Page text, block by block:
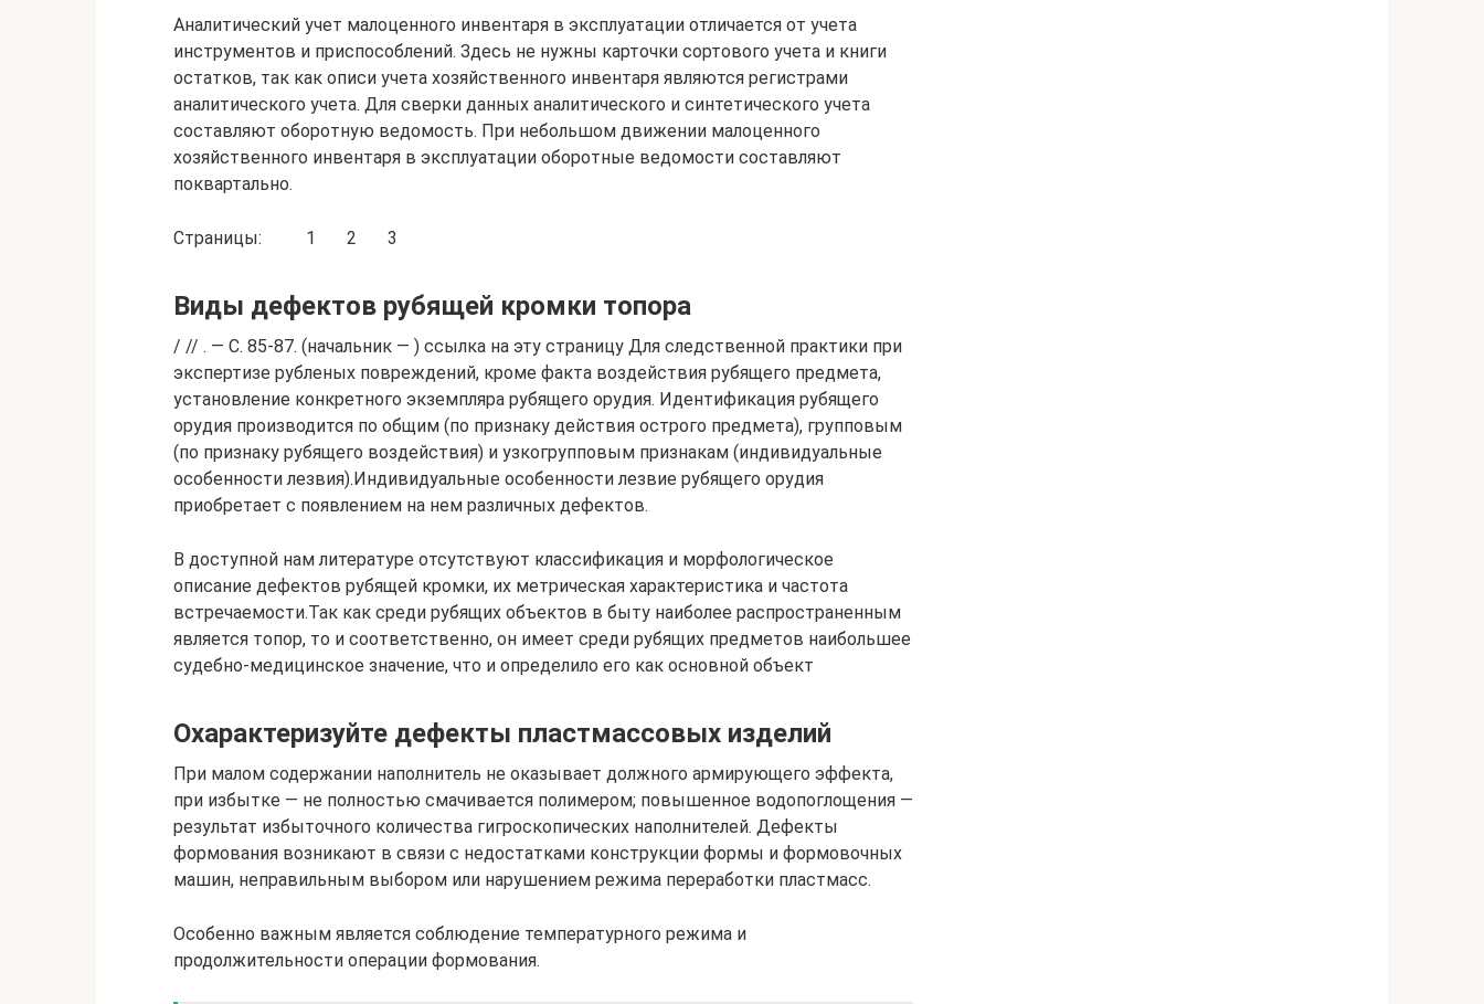
Аналитический учет малоценного инвентаря в эксплуатации отличается от учета
инструментов и приспособлений. Здесь не нужны карточки сортового учета и книги
остатков, так как описи учета хозяйственного инвентаря являются регистрами
аналитического учета. Для сверки данных аналитического и синтетического учета
составляют оборотную ведомость. При небольшом движении малоценного
хозяйственного инвентаря в эксплуатации оборотные ведомости составляют
поквартально.
Страницы: 1 2 3
Виды дефектов рубящей кромки топора
/ // . — С. 85-87. (начальник — ) ссылка на эту страницу Для следственной практики при
экспертизе рубленых повреждений, кроме факта воздействия рубящего предмета,
установление конкретного экземпляра рубящего орудия. Идентификация рубящего
орудия производится по общим (по признаку действия острого предмета), групповым
(по признаку рубящего воздействия) и узкогрупповым признакам (индивидуальные
особенности лезвия).Индивидуальные особенности лезвие рубящего орудия
приобретает с появлением на нем различных дефектов.
В доступной нам литературе отсутствуют классификация и морфологическое
описание дефектов рубящей кромки, их метрическая характеристика и частота
встречаемости.Так как среди рубящих объектов в быту наиболее распространенным
является топор, то и соответственно, он имеет среди рубящих предметов наибольшее
судебно-медицинское значение, что и определило его как основной объект
Охарактеризуйте дефекты пластмассовых изделий
При малом содержании наполнитель не оказывает должного армирующего эффекта,
при избытке — не полностью смачивается полимером; повышенное водопоглощения —
результат избыточного количества гигроскопических наполнителей. Дефекты
формования возникают в связи с недостатками конструкции формы и формовочных
машин, неправильным выбором или нарушением режима переработки пластмасс.
Особенно важным является соблюдение температурного режима и
продолжительности операции формования.